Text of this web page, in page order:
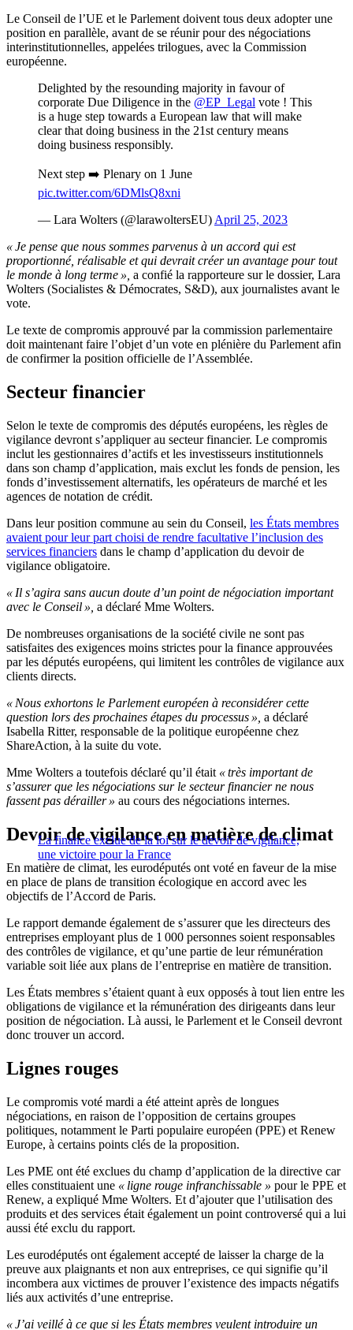
Le Conseil de l’UE et le Parlement doivent tous deux adopter une
position en parallèle, avant de se réunir pour des négociations
interinstitutionnelles, appelées trilogues, avec la Commission
européenne.
Delighted by the resounding majority in favour of
corporate Due Diligence in the @EP_Legal vote ! This
is a huge step towards a European law that will make
clear that doing business in the 21st century means
doing business responsibly.
Next step ➡️ Plenary on 1 June
pic.twitter.com/6DMlsQ8xni
— Lara Wolters (@larawoltersEU) April 25, 2023
« Je pense que nous sommes parvenus à un accord qui est
proportionné, réalisable et qui devrait créer un avantage pour tout
le monde à long terme », a confié la rapporteure sur le dossier, Lara
Wolters (Socialistes & Démocrates, S&D), aux journalistes avant le
vote.
Le texte de compromis approuvé par la commission parlementaire
doit maintenant faire l’objet d’un vote en plénière du Parlement afin
de confirmer la position officielle de l’Assemblée.
Secteur financier
Selon le texte de compromis des députés européens, les règles de
vigilance devront s’appliquer au secteur financier. Le compromis
inclut les gestionnaires d’actifs et les investisseurs institutionnels
dans son champ d’application, mais exclut les fonds de pension, les
fonds d’investissement alternatifs, les opérateurs de marché et les
agences de notation de crédit.
Dans leur position commune au sein du Conseil, les États membres
avaient pour leur part choisi de rendre facultative l’inclusion des
services financiers dans le champ d’application du devoir de
vigilance obligatoire.
« Il s’agira sans aucun doute d’un point de négociation important
avec le Conseil », a déclaré Mme Wolters.
De nombreuses organisations de la société civile ne sont pas
satisfaites des exigences moins strictes pour la finance approuvées
par les députés européens, qui limitent les contrôles de vigilance aux
clients directs.
« Nous exhortons le Parlement européen à reconsidérer cette
question lors des prochaines étapes du processus », a déclaré
Isabella Ritter, responsable de la politique européenne chez
ShareAction, à la suite du vote.
Mme Wolters a toutefois déclaré qu’il était « très important de
s’assurer que les négociations sur le secteur financier ne nous
fassent pas dérailler » au cours des négociations internes.
La finance exclue de la loi sur le devoir de vigilance,
une victoire pour la France
Devoir de vigilance en matière de climat
En matière de climat, les eurodéputés ont voté en faveur de la mise
en place de plans de transition écologique en accord avec les
objectifs de l’Accord de Paris.
Le rapport demande également de s’assurer que les directeurs des
entreprises employant plus de 1 000 personnes soient responsables
des contrôles de vigilance, et qu’une partie de leur rémunération
variable soit liée aux plans de l’entreprise en matière de transition.
Les États membres s’étaient quant à eux opposés à tout lien entre les
obligations de vigilance et la rémunération des dirigeants dans leur
position de négociation. Là aussi, le Parlement et le Conseil devront
donc trouver un accord.
Lignes rouges
Le compromis voté mardi a été atteint après de longues
négociations, en raison de l’opposition de certains groupes
politiques, notamment le Parti populaire européen (PPE) et Renew
Europe, à certains points clés de la proposition.
Les PME ont été exclues du champ d’application de la directive car
elles constituaient une « ligne rouge infranchissable » pour le PPE et
Renew, a expliqué Mme Wolters. Et d’ajouter que l’utilisation des
produits et des services était également un point controversé qui a lui
aussi été exclu du rapport.
Les eurodéputés ont également accepté de laisser la charge de la
preuve aux plaignants et non aux entreprises, ce qui signifie qu’il
incombera aux victimes de prouver l’existence des impacts négatifs
liés aux activités d’une entreprise.
« J’ai veillé à ce que si les États membres veulent introduire un